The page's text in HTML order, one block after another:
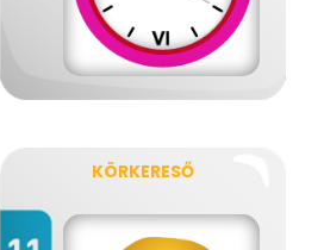
KÖRKERESŐ